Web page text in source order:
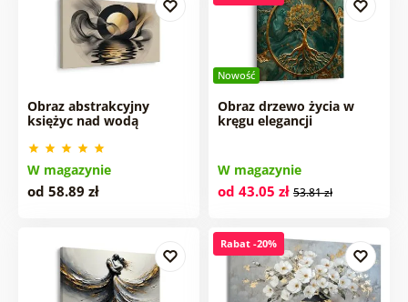
Obraz abstrakcyjny
księżyc nad wodą
W magazynie
od 58.89 zł
Nowość
Obraz drzewo życia w
kręgu elegancji
W magazynie
od 43.05 zł 53.81 zł
Rabat -20%